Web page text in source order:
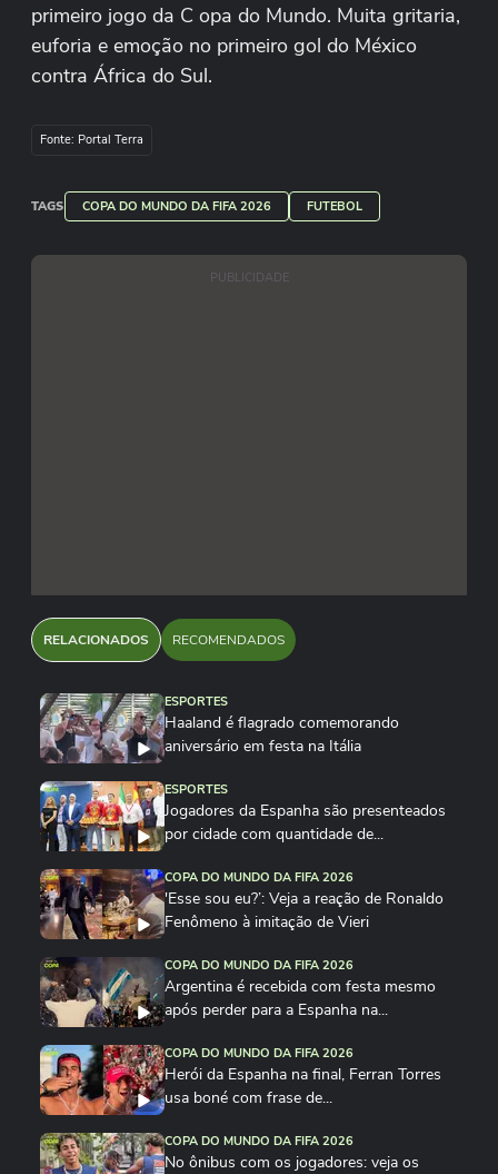
primeiro jogo da C opa do Mundo. Muita gritaria,
euforia e emoção no primeiro gol do México
contra África do Sul.
#terranacopa
Paula Almeida/Terra
Fonte: Portal Terra
TAGS COPA DO MUNDO DA FIFA 2026 FUTEBOL
PUBLICIDADE
RELACIONADOS RECOMENDADOS
ESPORTES
Haaland é flagrado comemorando
aniversário em festa na Itália
ESPORTES
Jogadores da Espanha são presenteados
por cidade com quantidade de...
COPA DO MUNDO DA FIFA 2026
'Esse sou eu?’: Veja a reação de Ronaldo
Fenômeno à imitação de Vieri
COPA DO MUNDO DA FIFA 2026
Argentina é recebida com festa mesmo
após perder para a Espanha na...
COPA DO MUNDO DA FIFA 2026
Herói da Espanha na final, Ferran Torres
usa boné com frase de...
COPA DO MUNDO DA FIFA 2026
No ônibus com os jogadores: veja os